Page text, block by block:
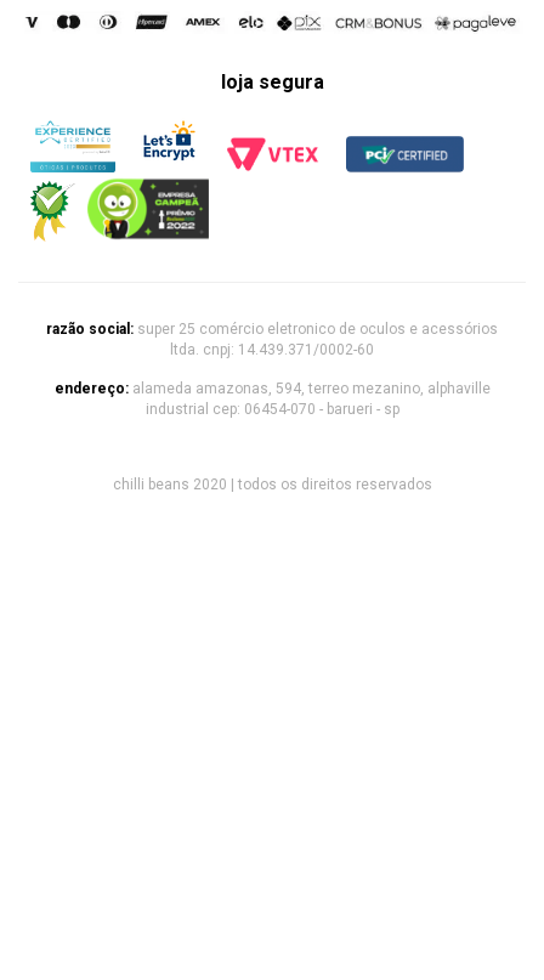
loja segura
razão social: super 25 comércio eletronico de oculos e acessórios
ltda. cnpj: 14.439.371/0002-60
endereço: alameda amazonas, 594, terreo mezanino, alphaville
industrial cep: 06454-070 - barueri - sp
chilli beans 2020 | todos os direitos reservados